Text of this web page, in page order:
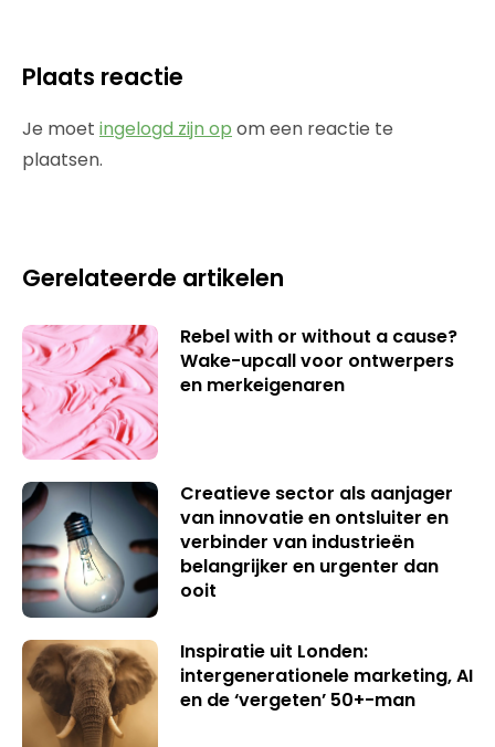
Plaats reactie
Je moet ingelogd zijn op om een reactie te
plaatsen.
Gerelateerde artikelen
Rebel with or without a cause?
Wake-upcall voor ontwerpers
en merkeigenaren
Creatieve sector als aanjager
van innovatie en ontsluiter en
verbinder van industrieën
belangrijker en urgenter dan
ooit
Inspiratie uit Londen:
intergenerationele marketing, AI
en de ‘vergeten’ 50+-man